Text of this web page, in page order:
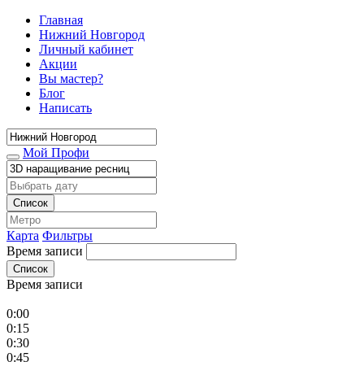
Главная
Нижний Новгород
Личный кабинет
Акции
Вы мастер?
Блог
Написать
Мой Профи
Список
Карта Фильтры
Время записи
Список
Время записи
0:00
0:15
0:30
0:45